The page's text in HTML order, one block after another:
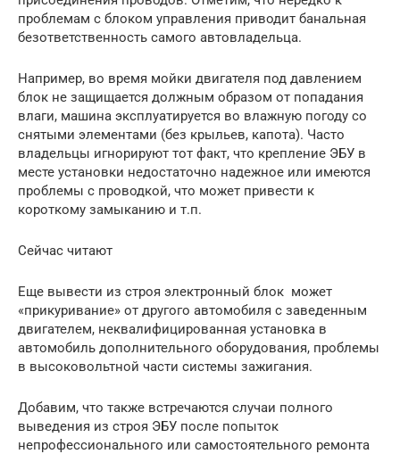
проблемам с блоком управления приводит банальная
безответственность самого автовладельца.
Например, во время мойки двигателя под давлением
блок не защищается должным образом от попадания
влаги, машина эксплуатируется во влажную погоду со
снятыми элементами (без крыльев, капота). Часто
владельцы игнорируют тот факт, что крепление ЭБУ в
месте установки недостаточно надежное или имеются
проблемы с проводкой, что может привести к
короткому замыканию и т.п.
Сейчас читают
Еще вывести из строя электронный блок может
«прикуривание» от другого автомобиля с заведенным
двигателем, неквалифицированная установка в
автомобиль дополнительного оборудования, проблемы
в высоковольтной части системы зажигания.
Добавим, что также встречаются случаи полного
выведения из строя ЭБУ после попыток
непрофессионального или самостоятельного ремонта